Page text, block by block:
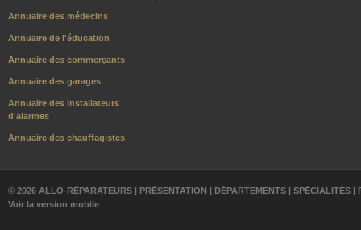
Annuaire des médecins
Annuaire de l'éducation
Annuaire des commerçants
Annuaire des garages
Annuaire des installateurs
d'alarmes
Annuaire des chauffagistes
© 2026 ALLO-RÉPARATEURS | PRÉSENTATION | DÉPARTEMENTS | SPÉCIALITÉS |
Voir la version mobile